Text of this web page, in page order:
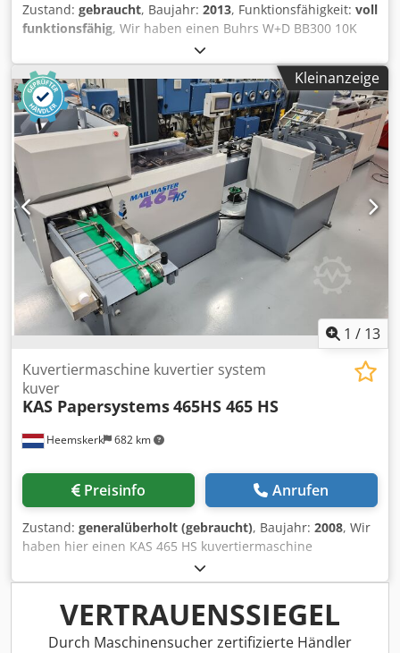
Zustand: gebraucht, Baujahr: 2013, Funktionsfähigkeit: voll
funktionsfähig, Wir haben einen Buhrs W+D BB300 10K
kuvertiersystem mit kamerasystem verfuegbar. Von DL biss
C4 Umschlagen. Baujahr 2013 Maschine muss noch bei
uns rein kommen. Wir koennen diese maschine deswegen
noch sowie das ist und/oder nach unsere komplette
normale Wartung anbieten. Fragen Sie nach die
moeglichkeiten. Baujahr 2013 6 stationen basis
Konfiguration: Buhrs BB300 - 10K 6 stationen basis 4
rotations anleger 1 HF3 vakuum friktion feeder
Aussteuerfach Dksdpsxl Uq Esfx Abfjr Wendeband
Ausrichtmodule Ablageband Diese maschine ist schon
ausgestattet mit ein kamerasystem mit 2 kamera fuer
vergleichlesung. Mehr und andere beilagen anlegern
moeglich.
Kleinanzeige
1 / 13
Heemskerk 682 km
Kuvertiermaschine kuvertier system
kuver
KAS Papersystems465HS 465 HS
Preisinfo Anrufen
Zustand: generalüberholt (gebraucht), Baujahr: 2008, Wir
haben hier einen KAS 465 HS kuvertiermaschine
verfuegbar. Optional mit Mueller Apparatebau
transaktionelle kanal fuer
einziehen/lesen/sammmeln/falzen von A4 dokumenten.
Dazu hat diese maschine 3 beilagen anlegern, allen
friktion abnahme von unten. Dkjdpfxsi A Ixbo Abfsr Diese
VERTRAUENSSIEGEL
Durch Maschinensucher zertifizierte Händler